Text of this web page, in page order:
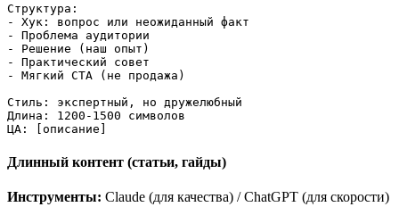
Структура:
- Хук: вопрос или неожиданный факт
- Проблема аудитории
- Решение (наш опыт)
- Практический совет
- Мягкий CTA (не продажа)
Стиль: экспертный, но дружелюбный
Длина: 1200-1500 символов
Длинный контент (статьи, гайды)
Инструменты: Claude (для качества) / ChatGPT (для скорости)